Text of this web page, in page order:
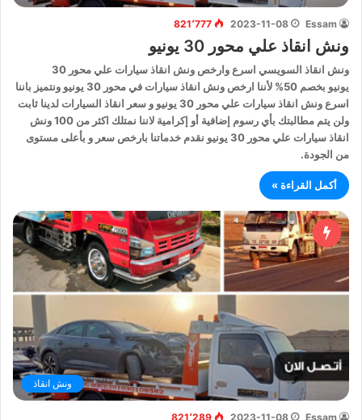
Essam
2023-11-08 821٬777
ونش انقاذ علي محور 30 يونيو
ونش انقاذ السويسي اسرع وارخص ونش انقاذ سيارات علي محور 30
يونيو بخصم 50% لأننا ارخص ونش انقاذ سيارات في محور 30 يونيو ونتميز باننا
اسرع ونش انقاذ سيارات علي محور 30 يونيو و سعر انقاذ السيارات لدينا ثابت
ولن يتم مطالبتك بأي رسوم إضافية أو إكرامية لاننا نمتلك اكثر من 100 ونش
انقاذ سيارات علي محور 30 يونيو نقدم خدماتنا بارخص سعر و بأعلى مستوى
من الجودة.
أكمل القراءة »
ونش انقاذ
Essam
2023-11-08 821٬289